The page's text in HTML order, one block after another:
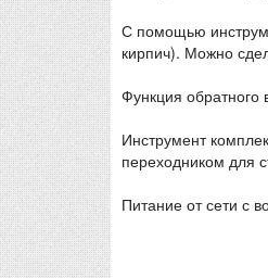
С помощью
кирпич). Можно
Функция
Инструмент
переходником для
Питание от сети с